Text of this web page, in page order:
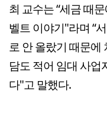
최 교수는 “세금 때
벨트 이야기"라며 “
로 안 올랐기 때문에
담도 적어 임대 사업
다"고 말했다.